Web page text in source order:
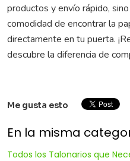
productos y envío rápido,
comodidad de encontrar la
directamente en tu puerta.
descubre la diferencia de
Me gusta esto
En la misma
Todos los Talonarios que